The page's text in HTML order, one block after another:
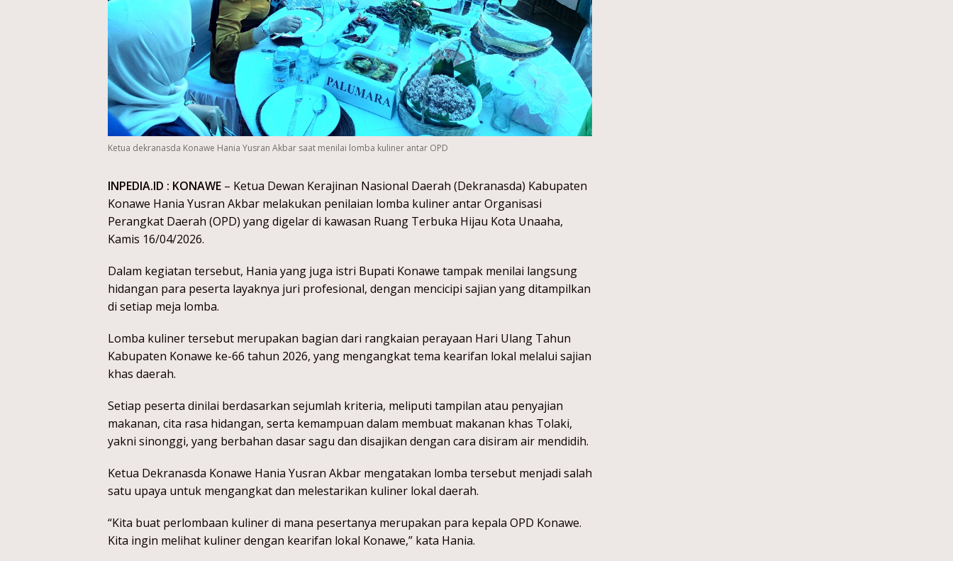
Ketua dekranasda Konawe Hania Yusran Akbar saat menilai lomba kuliner antar OPD
INPEDIA.ID : KONAWE – Ketua Dewan Kerajinan Nasional Daerah (Dekranasda) Kabupaten
Konawe Hania Yusran Akbar melakukan penilaian lomba kuliner antar Organisasi
Perangkat Daerah (OPD) yang digelar di kawasan Ruang Terbuka Hijau Kota Unaaha,
Kamis 16/04/2026.
Dalam kegiatan tersebut, Hania yang juga istri Bupati Konawe tampak menilai langsung
hidangan para peserta layaknya juri profesional, dengan mencicipi sajian yang ditampilkan
di setiap meja lomba.
Lomba kuliner tersebut merupakan bagian dari rangkaian perayaan Hari Ulang Tahun
Kabupaten Konawe ke-66 tahun 2026, yang mengangkat tema kearifan lokal melalui sajian
khas daerah.
Setiap peserta dinilai berdasarkan sejumlah kriteria, meliputi tampilan atau penyajian
makanan, cita rasa hidangan, serta kemampuan dalam membuat makanan khas Tolaki,
yakni sinonggi, yang berbahan dasar sagu dan disajikan dengan cara disiram air mendidih.
Ketua Dekranasda Konawe Hania Yusran Akbar mengatakan lomba tersebut menjadi salah
satu upaya untuk mengangkat dan melestarikan kuliner lokal daerah.
“Kita buat perlombaan kuliner di mana pesertanya merupakan para kepala OPD Konawe.
Kita ingin melihat kuliner dengan kearifan lokal Konawe,” kata Hania.